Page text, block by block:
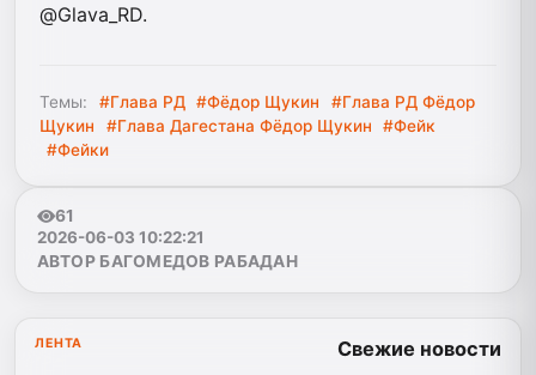
@Glava_RD.
Темы: #Глава РД #Фёдор Щукин
#Глава РД Фёдор
Щукин
#Глава Дагестана Фёдор Щукин
#Фейк
#Фейки
61
2026-06-03 10:22:21
АВТОР БАГОМЕДОВ РАБАДАН
ЛЕНТА Свежие новости